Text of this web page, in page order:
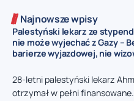
Najnowsze wpisy
Palestyński lekarz ze
nie może wyjechać z Gazy –
barierze wyjazdowej, nie
28-letni palestyński lekarz
otrzymał w pełni